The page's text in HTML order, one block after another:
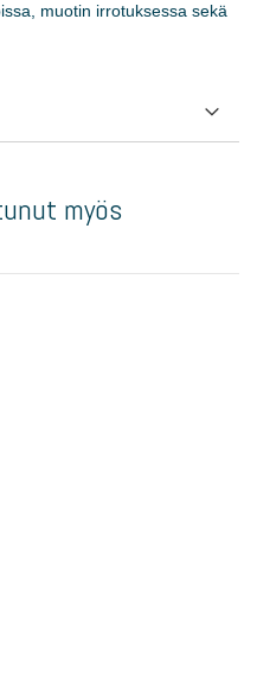
muotin irrotuksessa sekä
myös